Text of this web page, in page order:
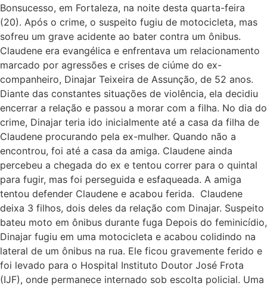
Bonsucesso, em Fortaleza, na noite desta quarta-feira
(20). Após o crime, o suspeito fugiu de motocicleta, mas
sofreu um grave acidente ao bater contra um ônibus.
Claudene era evangélica e enfrentava um relacionamento
marcado por agressões e crises de ciúme do ex-
companheiro, Dinajar Teixeira de Assunção, de 52 anos.
Diante das constantes situações de violência, ela decidiu
encerrar a relação e passou a morar com a filha. No dia do
crime, Dinajar teria ido inicialmente até a casa da filha de
Claudene procurando pela ex-mulher. Quando não a
encontrou, foi até a casa da amiga. Claudene ainda
percebeu a chegada do ex e tentou correr para o quintal
para fugir, mas foi perseguida e esfaqueada. A amiga
tentou defender Claudene e acabou ferida. Claudene
deixa 3 filhos, dois deles da relação com Dinajar. Suspeito
bateu moto em ônibus durante fuga Depois do feminicídio,
Dinajar fugiu em uma motocicleta e acabou colidindo na
lateral de um ônibus na rua. Ele ficou gravemente ferido e
foi levado para o Hospital Instituto Doutor José Frota
(IJF), onde permanece internado sob escolta policial. Uma